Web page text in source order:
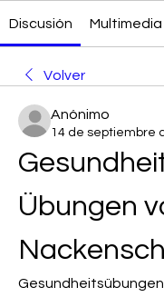
Discusión Multimedia
Volver
Anónimo
14 de septiembre
Übungen
Gesundheitsübungen